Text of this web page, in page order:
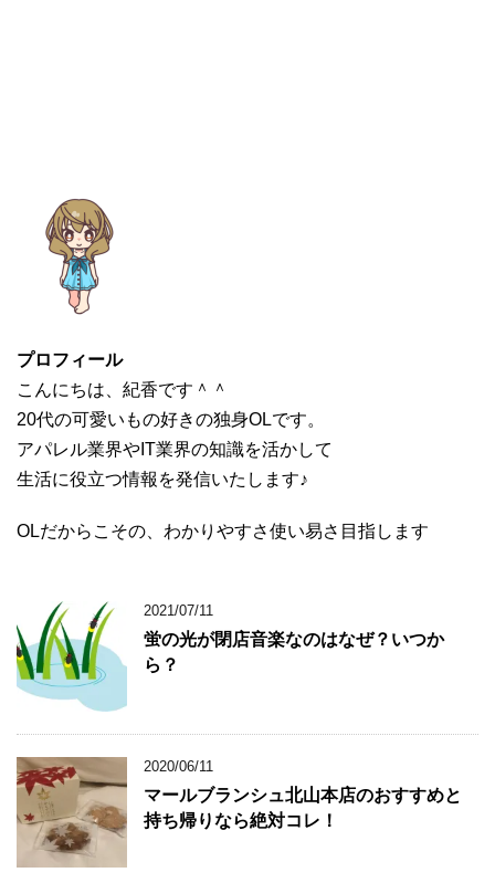
プロフィール
こんにちは、紀香です＾＾
20代の可愛いもの好きの独身OLです。
アパレル業界やIT業界の知識を活かして
生活に役立つ情報を発信いたします♪
OLだからこその、わかりやすさ使い易さ目指します
2021/07/11
蛍の光が閉店音楽なのはなぜ？いつか
ら？
2020/06/11
マールブランシュ北山本店のおすすめと
持ち帰りなら絶対コレ！